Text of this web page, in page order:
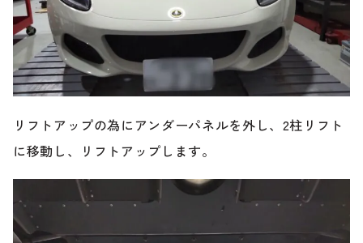
電話・メールなどのご連絡方法意外にも、オンラインで
のご相談も可能です。
希望ください。
リフトアップの為にアンダーパネルを外し、2柱リフト
に移動し、リフトアップします。